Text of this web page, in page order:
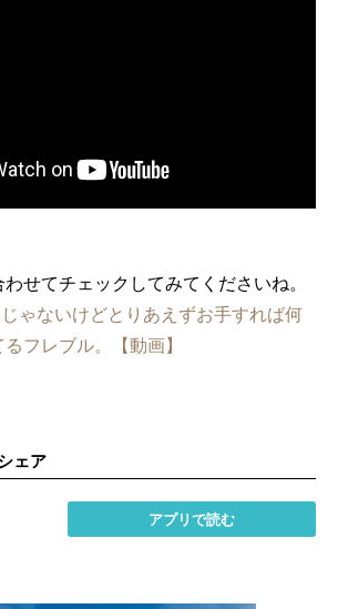
せてチェックしてみてくださいね。
ゃないけどとりあえずお手すれば何
フレブル。【動画】
ェア
アプリで読む